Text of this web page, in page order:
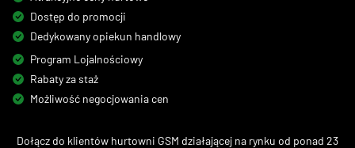
Dostęp do promocji
Dedykowany opiekun handlowy
Program Lojalnościowy
Rabaty za staż
Możliwość negocjowania cen
Dołącz do klientów hurtowni GSM działającej na rynku od ponad 23